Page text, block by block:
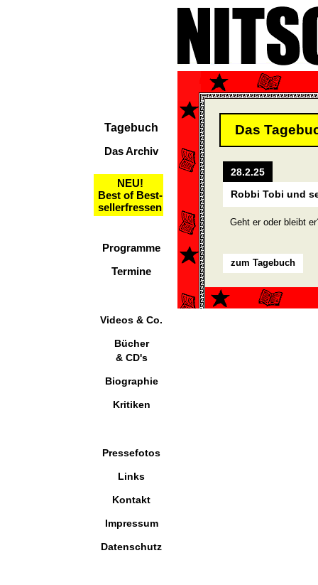
Tagebuch
Das Archiv
NEU!
Best of Best-
sellerfressen
Programme
Termine
Videos & Co.
Bücher
& CD's
Biographie
Kritiken
Pressefotos
Links
Kontakt
Impressum
Datenschutz
Das
28.2.25
Robbi Tobi und
Geht er oder bleibt
zum Tagebuch